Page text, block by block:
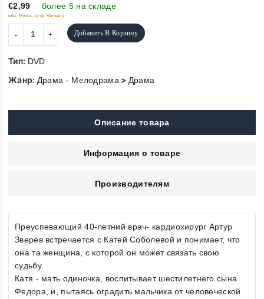
5
€2,99 более 5 на складе
inkl. Mwst., zzgl. Versand
Добавить В Корзину
Тип: DVD
Жанр: Драма - Мелодрама > Драма
Описание товара
Информация о товаре
Производителям
Преуспевающий 40-летний врач- кардиохирург Артур
Зверев встречается с Катей Соболевой и понимает, что
она та женщина, с которой он может связать свою
судьбу.
Катя - мать одиночка, воспитывает шестилетнего сына
Федора, и, пытаясь оградить мальчика от человеческой